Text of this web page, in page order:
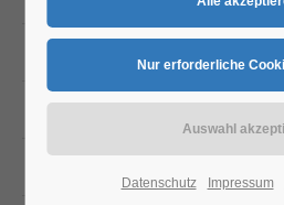
Datenschutz Impressum